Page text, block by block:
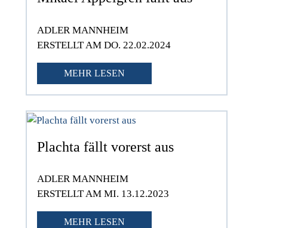
ADLER MANNHEIM
ERSTELLT AM DO. 22.02.2024
MEHR LESEN
Plachta fällt vorerst aus
ADLER MANNHEIM
ERSTELLT AM MI. 13.12.2023
MEHR LESEN